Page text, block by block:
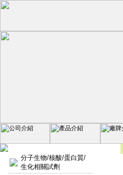
分子生物/核酸/蛋白質/
生化相關試劑